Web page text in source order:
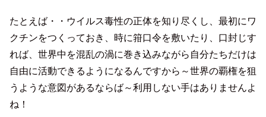
たとえば・・ウイルス毒性の正体を知り尽くし、最初にワ
クチンをつくっておき、時に箝口令を敷いたり、口封じす
れば、世界中を混乱の渦に巻き込みながら自分たちだけは
自由に活動できるようになるんですから～世界の覇権を狙
うような意図があるならば～利用しない手はありませんよ
ね！